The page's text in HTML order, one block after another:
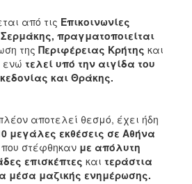
από τις Επικοινωνίες
πραγματοποιείται
της Περιφέρειας Κρήτης και
ενώ τελεί υπό την αιγίδα του
και Θράκης.
αποτελεί θεσμό, έχει ήδη
μεγάλες εκθέσεις σε Αθήνα
που στέφθηκαν με απόλυτη
επισκέπτες και τεράστια
μέσα μαζικής ενημέρωσης.